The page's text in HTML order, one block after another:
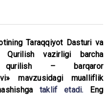
Taraqqiyot Dasturi va
Qurilish vazirligi barcha
qurilish – barqaror
mavzusidagi mualliflik
taklif etadi. Eng